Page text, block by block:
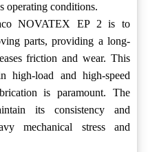
operating conditions.
NOVATEX EP 2 is to
parts, providing a long-
friction and wear. This
high-load and high-speed
is paramount. The
its consistency and
mechanical stress and